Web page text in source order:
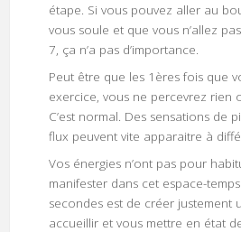
étape. Si vous pouvez aller au
vous soule et que vous n’allez
7, ça n’a pas d’importance.
Peut être que les 1ères fois que
exercice, vous ne percevrez rien
C’est normal. Des sensations de
flux peuvent vite apparaitre à
Vos énergies n’ont pas pour
manifester dans cet espace-
secondes est de créer justement
accueillir et vous mettre en état